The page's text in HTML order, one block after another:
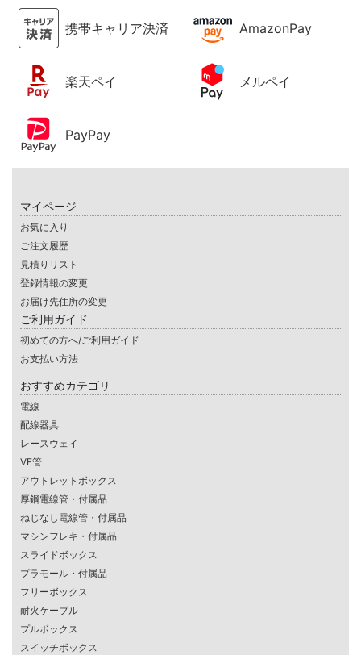
携帯キャリア決済 AmazonPay
楽天ペイ メルペイ
PayPay
マイページ
お気に入り
ご注文履歴
見積りリスト
登録情報の変更
お届け先住所の変更
ご利用ガイド
初めての方へ/ご利用ガイド
お支払い方法
おすすめカテゴリ
電線
配線器具
レースウェイ
VE管
アウトレットボックス
厚鋼電線管・付属品
ねじなし電線管・付属品
マシンフレキ・付属品
スライドボックス
プラモール・付属品
フリーボックス
耐火ケーブル
プルボックス
スイッチボックス